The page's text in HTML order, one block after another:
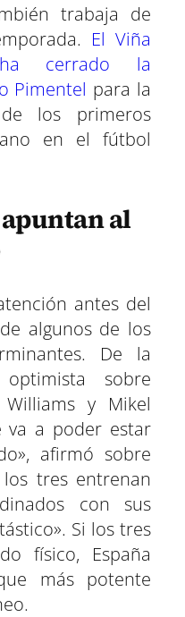
trabaja de
El Viña
cerrado la
Pimentel para la
los primeros
en el fútbol
al
antes del
algunos de los
De la
sobre
y Mikel
va a poder estar
afirmó sobre
tres entrenan
con sus
Si los tres
físico, España
más potente